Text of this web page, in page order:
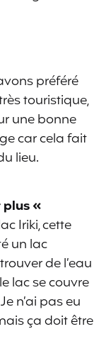
préféré
touristique,
une bonne
car cela fait
lieu.
plus «
Iriki, cette
un lac
de l’eau
lac se couvre
n’ai pas eu
ça doit être